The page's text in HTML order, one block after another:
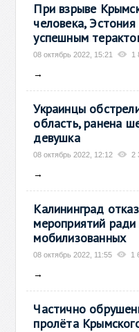
При взрыве
человека,
успешным
08 октябрь 2022, 15:21 1
→
Украинцы
область, ранена
девушка
08 октябрь 2022, 12:12 2
→
Калининград
мероприятий
мобилизованных
08 октябрь 2022, 11:55 1
→
Частично
пролёта